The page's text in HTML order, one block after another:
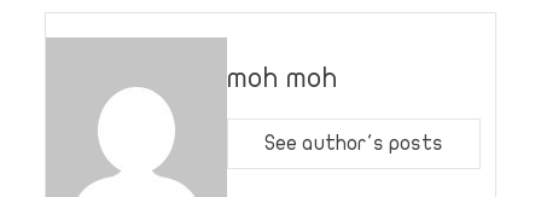
moh moh
See author's posts